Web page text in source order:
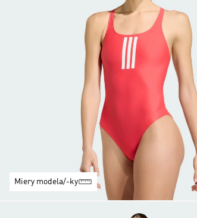
Miery modela/-ky